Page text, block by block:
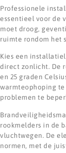
Professionele
essentieel voor de
moet droog,
ruimte rondom het
Kies een
direct zonlicht. De
en 25 graden
warmteophoping
problemen te
rookmelders in de
vluchtwegen. De
normen, met de